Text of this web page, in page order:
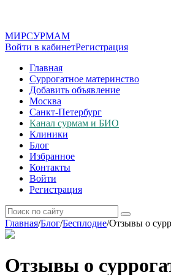
МИРСУРМАМ
Войти в кабинетРегистрация
Главная
Суррогатное материнство
Добавить объявление
Москва
Санкт-Петербург
Канал сурмам и БИО
Клиники
Блог
Избранное
Контакты
Войти
Регистрация
Главная/Блог/Бесплодие/Отзывы о
Отзывы о